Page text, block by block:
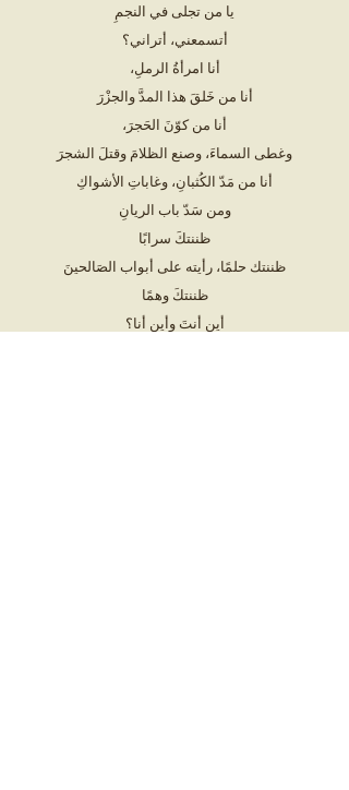
يا من تجلى في النجمِ
أتسمعني، أتراني؟
أنا امرأةُ الرملِ،
أنا من خَلقَ هذا المدَّ والجزْرَ
أنا من كوّنَ الحَجرَ،
وغطى السماءَ، وصنع الظلامَ وقتلَ الشجرَ
أنا من مَدّ الكُثبانِ، وغاباتِ الأشواكِ
ومن سَدّ باب الريانِ
ظننتكَ سرابًا
ظننتك حلمًا، رأيته على أبواب الصَالحينَ
ظننتكَ وهمًا
أين أنتَ وأين أنا؟